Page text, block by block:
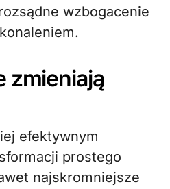
wzbogacenie
zmieniają
efektywnym
prostego
najskromniejsze